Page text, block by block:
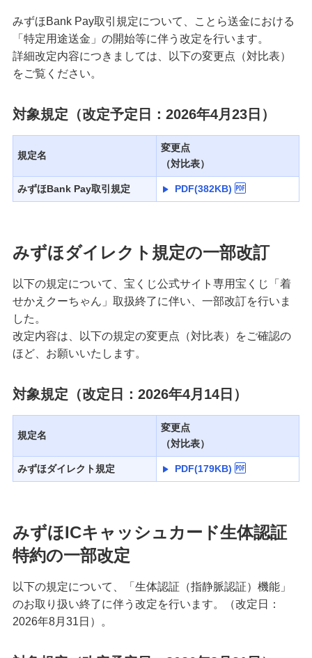
みずほBank Pay取引規定について、ことら送金における
「特定用途送金」の開始等に伴う改定を行います。
詳細改定内容につきましては、以下の変更点（対比表）
をご覧ください。
対象規定（改定予定日：2026年4月23日）
規定名
変更点
（対比表）
みずほBank Pay取引規定 PDF(382KB)
みずほダイレクト規定の一部改訂
以下の規定について、宝くじ公式サイト専用宝くじ「着
せかえクーちゃん」取扱終了に伴い、一部改訂を行いま
した。
改定内容は、以下の規定の変更点（対比表）をご確認の
ほど、お願いいたします。
対象規定（改定日：2026年4月14日）
規定名
変更点
（対比表）
みずほダイレクト規定 PDF(179KB)
みずほICキャッシュカード生体認証
特約の一部改定
以下の規定について、「生体認証（指静脈認証）機能」
のお取り扱い終了に伴う改定を行います。（改定日：
2026年8月31日）。